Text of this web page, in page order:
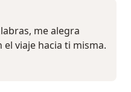
me alegra
viaje hacia ti misma.